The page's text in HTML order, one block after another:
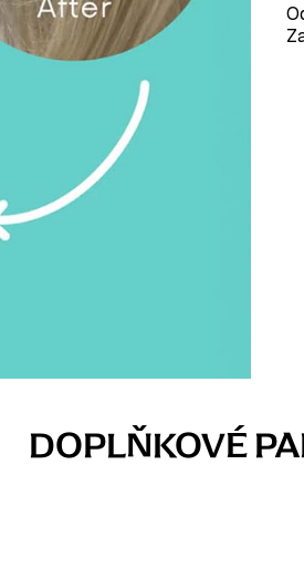
DOPLŇKOVÉ